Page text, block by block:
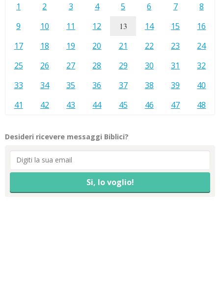
1 2 3 4 5 6 7
8
9
10 11 12 13 14 15
16
17
18 19 20 21 22 23
24
25
26 27 28 29 30 31
32
33
34 35 36 37 38 39
40
41
42 43 44 45 46 47 48
Desideri ricevere messaggi Biblici?